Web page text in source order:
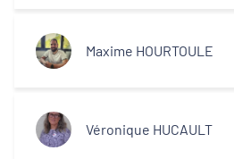
Maxime HOURTOULE
Véronique HUCAULT